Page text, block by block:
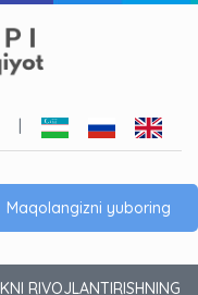
Maqolangizni yuboring
RIVOJLANTIRISHNING